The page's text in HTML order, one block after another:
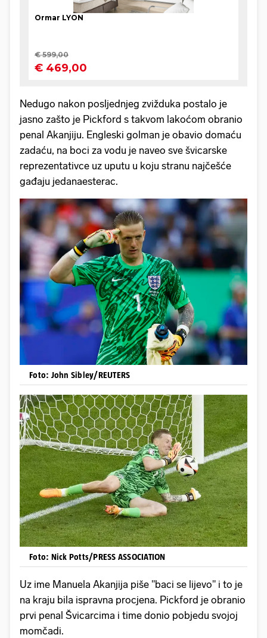
Nedugo nakon posljednjeg zvižduka postalo je
jasno zašto je Pickford s takvom lakoćom obranio
penal Akanjiju. Engleski golman je obavio domaću
zadaću, na boci za vodu je naveo sve švicarske
reprezentativce uz uputu u koju stranu najčešće
gađaju jedanaesterac.
Foto: John Sibley/REUTERS
Foto: Nick Potts/PRESS ASSOCIATION
Uz ime Manuela Akanjija piše "baci se lijevo" i to je
na kraju bila ispravna procjena. Pickford je obranio
prvi penal Švicarcima i time donio pobjedu svojoj
momčadi.